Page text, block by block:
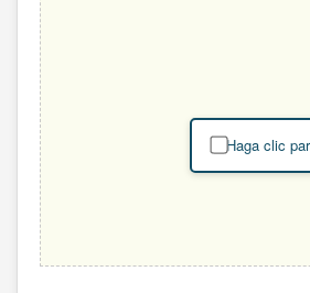
Haga clic